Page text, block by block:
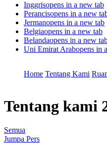
Inggrisopens in a new tab
Perancisopens in a new
Jermanopens in a new tab
Belgiaopens in a new tab
Belandaopens in a new
Uni Emirat Arabopens in
Home Tentang Kami
Tentang kami
Semua
Jumpa Pers